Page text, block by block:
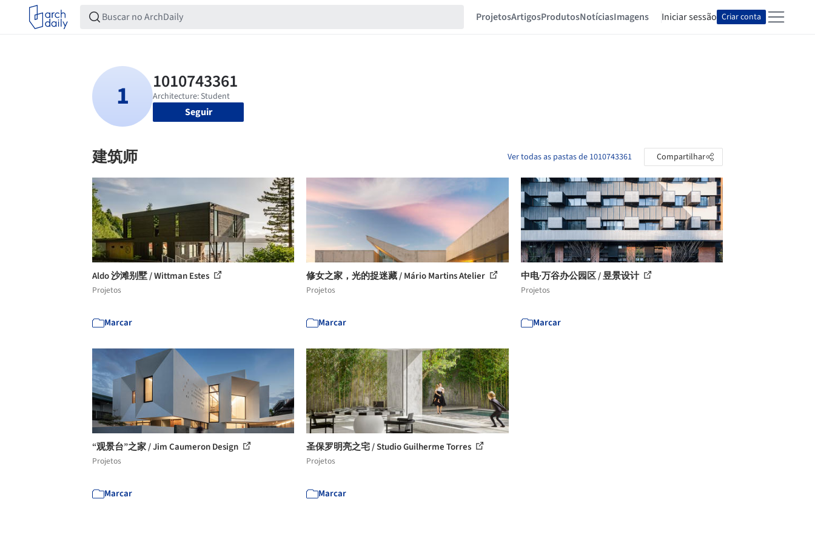
ProjetosArtigosProdutosNotíciasImagens Iniciar sessão Criar conta
Seguir
建筑师 Ver todas as pastas de 1010743361 Compartilhar
Aldo 沙滩别墅 / Wittman Estes
Projetos
Marcar
修女之家，光的捉迷藏 / Mário Martins Atelier
Projetos
Marcar
中电·万谷办公园区 / 昱景设计
Projetos
Marcar
“观景台”之家 / Jim Caumeron Design
Projetos
Marcar
圣保罗明亮之宅 / Studio Guilherme Torres
Projetos
Marcar